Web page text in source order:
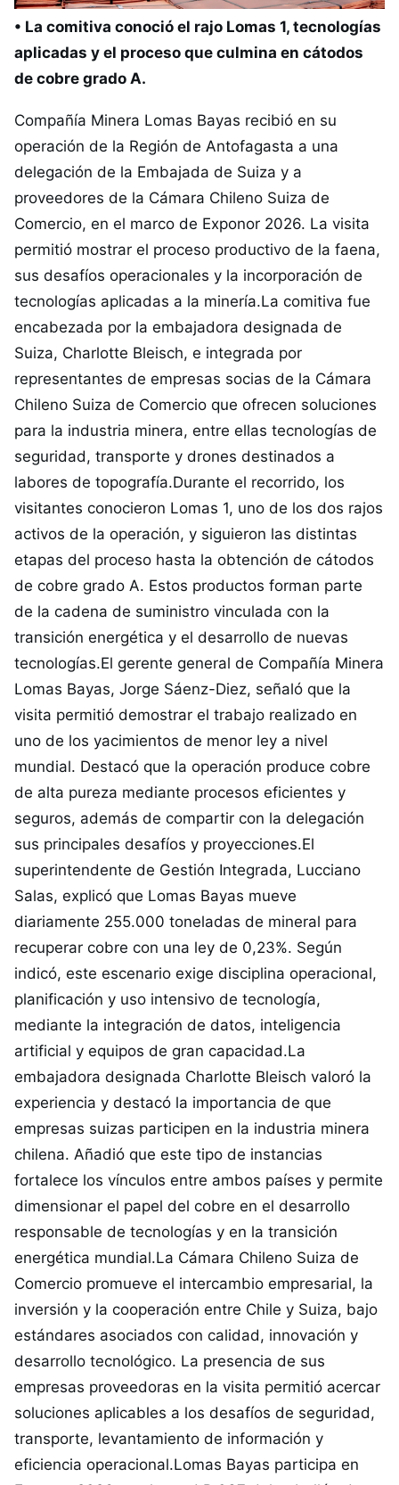
• La comitiva conoció el rajo Lomas 1, tecnologías
aplicadas y el proceso que culmina en cátodos
de cobre grado A.
Compañía Minera Lomas Bayas recibió en su
operación de la Región de Antofagasta a una
delegación de la Embajada de Suiza y a
proveedores de la Cámara Chileno Suiza de
Comercio, en el marco de Exponor 2026. La visita
permitió mostrar el proceso productivo de la faena,
sus desafíos operacionales y la incorporación de
tecnologías aplicadas a la minería.La comitiva fue
encabezada por la embajadora designada de
Suiza, Charlotte Bleisch, e integrada por
representantes de empresas socias de la Cámara
Chileno Suiza de Comercio que ofrecen soluciones
para la industria minera, entre ellas tecnologías de
seguridad, transporte y drones destinados a
labores de topografía.Durante el recorrido, los
visitantes conocieron Lomas 1, uno de los dos rajos
activos de la operación, y siguieron las distintas
etapas del proceso hasta la obtención de cátodos
de cobre grado A. Estos productos forman parte
de la cadena de suministro vinculada con la
transición energética y el desarrollo de nuevas
tecnologías.El gerente general de Compañía Minera
Lomas Bayas, Jorge Sáenz-Diez, señaló que la
visita permitió demostrar el trabajo realizado en
uno de los yacimientos de menor ley a nivel
mundial. Destacó que la operación produce cobre
de alta pureza mediante procesos eficientes y
seguros, además de compartir con la delegación
sus principales desafíos y proyecciones.El
superintendente de Gestión Integrada, Lucciano
Salas, explicó que Lomas Bayas mueve
diariamente 255.000 toneladas de mineral para
recuperar cobre con una ley de 0,23%. Según
indicó, este escenario exige disciplina operacional,
planificación y uso intensivo de tecnología,
mediante la integración de datos, inteligencia
artificial y equipos de gran capacidad.La
embajadora designada Charlotte Bleisch valoró la
experiencia y destacó la importancia de que
empresas suizas participen en la industria minera
chilena. Añadió que este tipo de instancias
fortalece los vínculos entre ambos países y permite
dimensionar el papel del cobre en el desarrollo
responsable de tecnologías y en la transición
energética mundial.La Cámara Chileno Suiza de
Comercio promueve el intercambio empresarial, la
inversión y la cooperación entre Chile y Suiza, bajo
estándares asociados con calidad, innovación y
desarrollo tecnológico. La presencia de sus
empresas proveedoras en la visita permitió acercar
soluciones aplicables a los desafíos de seguridad,
transporte, levantamiento de información y
eficiencia operacional.Lomas Bayas participa en